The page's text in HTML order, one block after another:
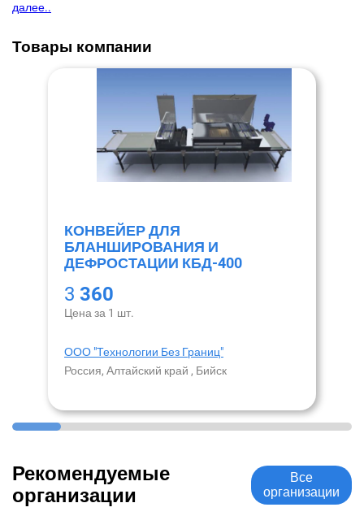
далее..
Товары компании
КОНВЕЙЕР ДЛЯ
БЛАНШИРОВАНИЯ И
ДЕФРОСТАЦИИ КБД-400
3 360
Цена за 1 шт.
ООО "Технологии Без Границ"
Россия, Алтайский край , Бийск
Рекомендуемые
организации
Все
организации